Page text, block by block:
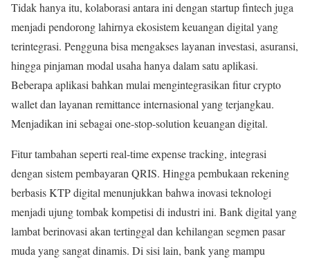
Tidak hanya itu, kolaborasi antara ini dengan startup fintech juga
menjadi pendorong lahirnya ekosistem keuangan digital yang
terintegrasi. Pengguna bisa mengakses layanan investasi, asuransi,
hingga pinjaman modal usaha hanya dalam satu aplikasi.
Beberapa aplikasi bahkan mulai mengintegrasikan fitur crypto
wallet dan layanan remittance internasional yang terjangkau.
Menjadikan ini sebagai one-stop-solution keuangan digital.
Fitur tambahan seperti real-time expense tracking, integrasi
dengan sistem pembayaran QRIS. Hingga pembukaan rekening
berbasis KTP digital menunjukkan bahwa inovasi teknologi
menjadi ujung tombak kompetisi di industri ini. Bank digital yang
lambat berinovasi akan tertinggal dan kehilangan segmen pasar
muda yang sangat dinamis. Di sisi lain, bank yang mampu